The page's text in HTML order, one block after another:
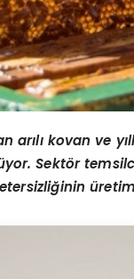
arılı kovan ve yı
yor. Sektör
ğininü